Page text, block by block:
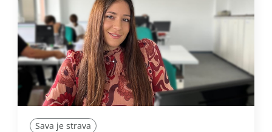
Sava je strava